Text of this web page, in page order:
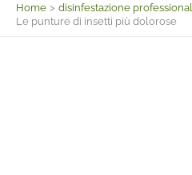
Home
disinfestazione
Le punture di insetti più dolorose